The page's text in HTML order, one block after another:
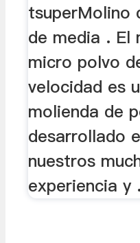
tsuperMolino
de media . El
micro polvo
velocidad es
molienda de
desarrollado
nuestros
experiencia y .